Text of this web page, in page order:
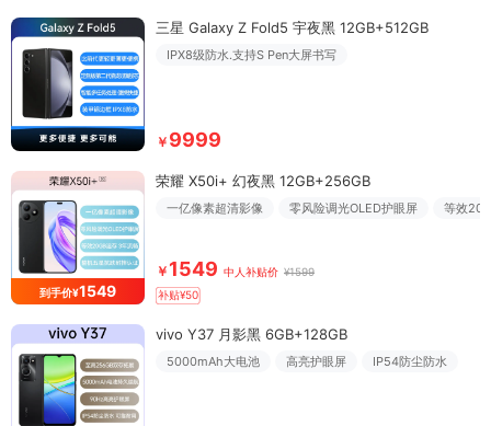
三星 Galaxy Z Fold5 宇夜黑 12GB+512GB
IPX8级防水.支持S Pen大屏书写
￥ 9999
到手价¥1549
荣耀 X50i+ 幻夜黑 12GB+256GB
一亿像素超清影像 零风险调光OLED护眼屏 等效
￥ 1549 中人补贴价 ¥1599
补贴¥50
vivo Y37 月影黑 6GB+128GB
5000mAh大电池 高亮护眼屏 IP54防尘防水